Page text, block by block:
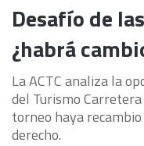
Desafío de
¿habrá
La ACTC analiza la
del Turismo
torneo haya
derecho.